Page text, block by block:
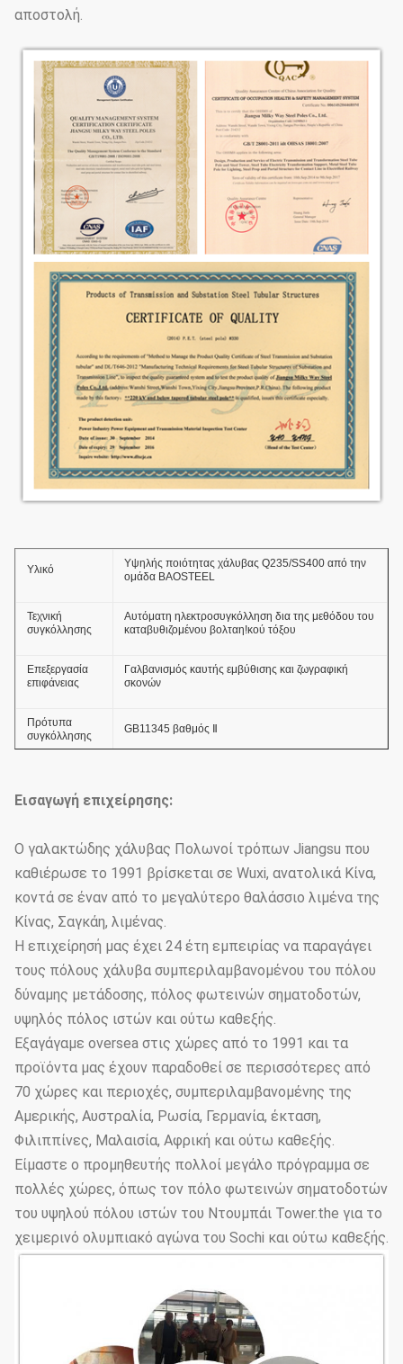
αποστολή.
Υλικό
Υψηλής ποιότητας χάλυβας Q235/SS400 από την
ομάδα BAOSTEEL
Τεχνική
συγκόλλησης
Αυτόματη ηλεκτροσυγκόλληση δια της μεθόδου του
καταβυθιζομένου βολταη!κού τόξου
Επεξεργασία
επιφάνειας
Γαλβανισμός καυτής εμβύθισης και ζωγραφική
σκονών
Πρότυπα
συγκόλλησης
GB11345 βαθμός Ⅱ
ψευδάργυρου
Συγκολλητική
δύναμη του
επιστρώματος
ψευδάργυρου
Ικανότητα αντι-
36.9m/s
Αντιδιαβρωτική
≥20 έτη
Στρώμα
Πάχος ≥100um
Συγκολλητική
GB9286-880
Σκληρότητα ≥2H
Επιλογές
ύψους
Πολωνού
χάλυβα
Επιλογές
τύπων
Εισαγωγή επιχείρησης:
Ο γαλακτώδης χάλυβας Πολωνοί τρόπων Jiangsu που
καθιέρωσε το 1991 βρίσκεται σε Wuxi, ανατολικά Κίνα,
κοντά σε έναν από το μεγαλύτερο θαλάσσιο λιμένα της
Κίνας, Σαγκάη, λιμένας.
Η επιχείρησή μας έχει 24 έτη εμπειρίας να παραγάγει
τους πόλους χάλυβα συμπεριλαμβανομένου του πόλου
δύναμης μετάδοσης, πόλος φωτεινών σηματοδοτών,
υψηλός πόλος ιστών και ούτω καθεξής.
Εξαγάγαμε oversea στις χώρες από το 1991 και τα
προϊόντα μας έχουν παραδοθεί σε περισσότερες από
70 χώρες και περιοχές, συμπεριλαμβανομένης της
Αμερικής, Αυστραλία, Ρωσία, Γερμανία, έκταση,
Φιλιππίνες, Μαλαισία, Αφρική και ούτω καθεξής.
Είμαστε ο προμηθευτής πολλοί μεγάλο πρόγραμμα σε
πολλές χώρες, όπως τον πόλο φωτεινών σηματοδοτών
του υψηλού πόλου ιστών του Ντουμπάι Tower.the για το
χειμερινό ολυμπιακό αγώνα του Sochi και ούτω καθεξής.